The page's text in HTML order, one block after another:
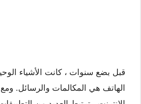
قبل بضع سنوات ، كانت الأشياء
الهاتف هي المكالمات والرسائل.